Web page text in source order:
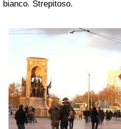
bianco. Strepitoso.